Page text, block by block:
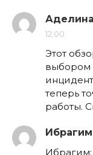
12:00
Этот
выбором
теперь
работы.
Ибрагим
Ибрагим: